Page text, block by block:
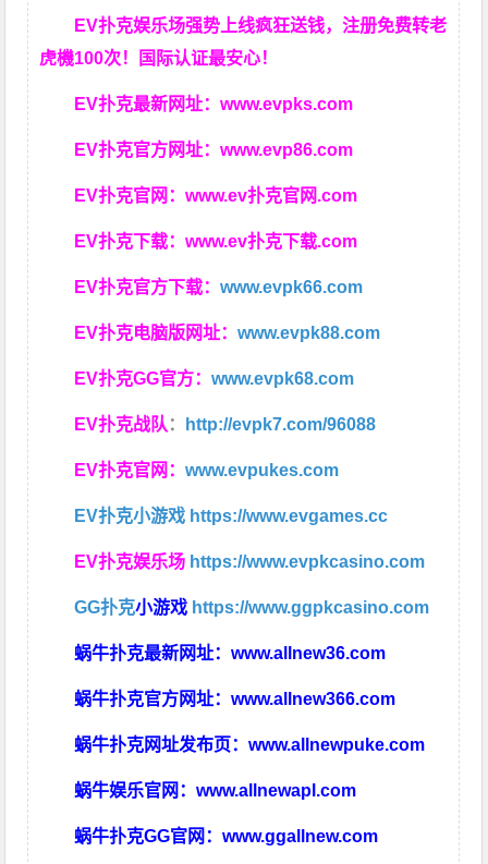
EV扑克娱乐场强势上线疯狂送钱，注册免费转老
虎機100次！国际认证最安心！
EV扑克最新网址：www.evpks.com
EV扑克官方网址：www.evp86.com
EV扑克官网：www.ev扑克官网.com
EV扑克下载：www.ev扑克下载.com
EV扑克官方下载：www.evpk66.com
EV扑克电脑版网址：www.evpk88.com
EV扑克GG官方：www.evpk68.com
EV扑克战队 ： http://evpk7.com/96088
EV扑克官网：www.evpukes.com
EV扑克小游戏 https://www.evgames.cc
EV扑克娱乐场 https://www.evpkcasino.com
GG扑克小游戏 https://www.ggpkcasino.com
蜗牛扑克最新网址：www.allnew36.com
蜗牛扑克官方网址：www.allnew366.com
蜗牛扑克网址发布页：www.allnewpuke.com
蜗牛娱乐官网：www.allnewapl.com
蜗牛扑克GG官网：www.ggallnew.com